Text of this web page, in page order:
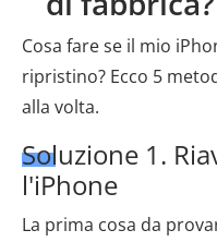
Cosa fare se il mio
ripristino? Ecco 5
alla volta.
Soluzione 1.
l'iPhone
La prima cosa da